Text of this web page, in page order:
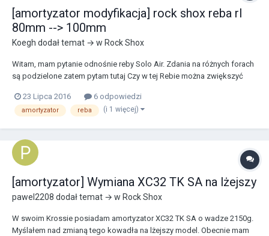
[amortyzator modyfikacja] rock shox reba rl
80mm --> 100mm
Koegh dodał temat → w Rock Shox
Witam, mam pytanie odnośnie reby Solo Air. Zdania na różnych forach
są podzielone zatem pytam tutaj Czy w tej Rebie można zwiększyć
koszty? Potrzebuję amortyzatora do Maratonów, lekkich zjazdów i
wycieczek leśnymi ście...
23 Lipca 2016 6 odpowiedzi
amortyzator reba (i 1 więcej)
[amortyzator] Wymiana XC32 TK SA na lżejszy
pawel2208 dodał temat → w Rock Shox
W swoim Krossie posiadam amortyzator XC32 TK SA o wadze 2150g.
Myślałem nad zmianą tego kowadła na lżejszy model. Obecnie mam